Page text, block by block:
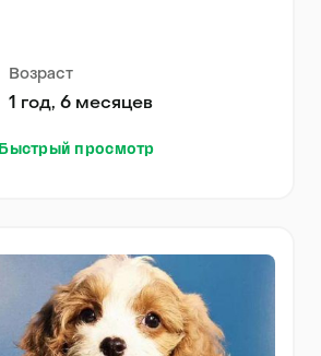
Возраст
1 год, 6 месяцев
Быстрый просмотр